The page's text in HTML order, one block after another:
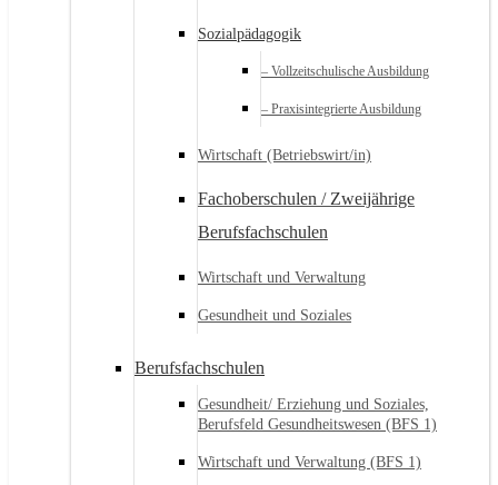
Sozialpädagogik
– Vollzeitschulische Ausbildung
– Praxisintegrierte Ausbildung
Wirtschaft (Betriebswirt/in)
Fachoberschulen / Zweijährige
Berufsfachschulen
Wirtschaft und Verwaltung
Gesundheit und Soziales
Berufsfachschulen
Gesundheit/ Erziehung und Soziales,
Berufsfeld Gesundheitswesen (BFS 1)
Wirtschaft und Verwaltung (BFS 1)